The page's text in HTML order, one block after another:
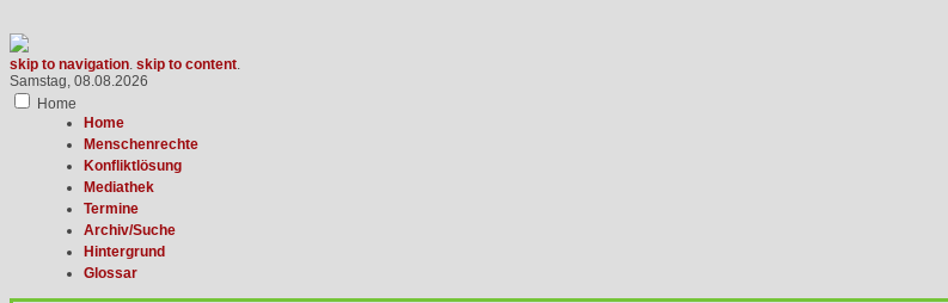
skip to navigation. skip to content.
Samstag, 08.08.2026
Home
Home
Menschenrechte
Konfliktlösung
Mediathek
Termine
Archiv/Suche
Hintergrund
Glossar